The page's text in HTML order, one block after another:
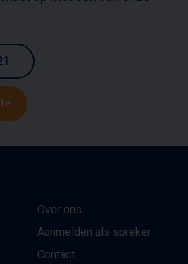
Over ons
Aanmelden als spreker
Contact